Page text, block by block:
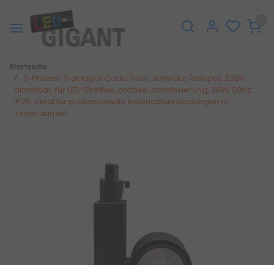
Startseite
3-Phasen Trackspot Cadiz Triac, schwarz, Railspot, 230V,
dimmbar, für LED-Streifen, präzise Lichtsteuerung, 36W, 50Hz,
IP20, ideal für professionelle Beleuchtungslösungen in
Innenräumen